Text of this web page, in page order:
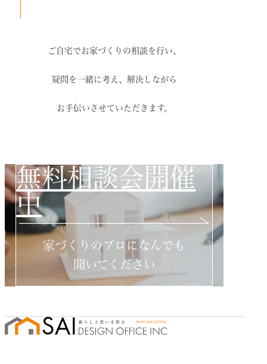
ご自宅でお家づくりの相談を行い、
疑問を一緒に考え、解決しながら
お手伝いさせていただきます。
無料相談会開催
中
家づくりのプロになんでも
聞いてください